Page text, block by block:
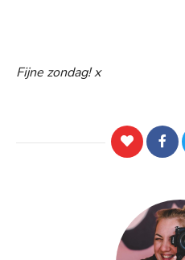
Fijne zondag! x